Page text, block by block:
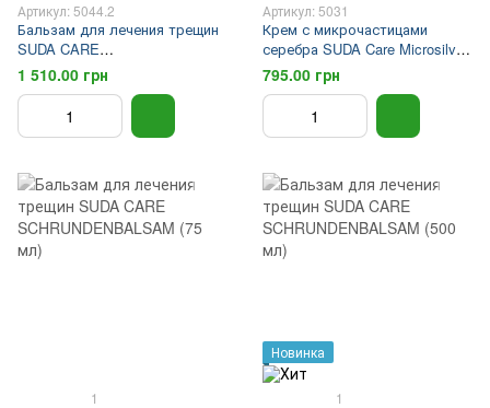
Артикул: 5044.2
Бальзам для лечения трещин
SUDA CARE
SCHRUNDENBALSAM (150 мл)
1 510.00 грн
Артикул: 5031
Крем с микрочастицами
серебра SUDA Care Microsilver
Forte, 30 мл
795.00 грн
1
Новинка
1